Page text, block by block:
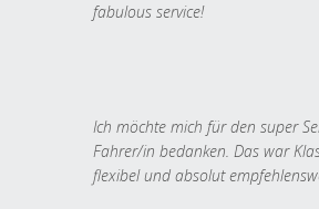
fabulous service!
Ich möchte mich für den super
Fahrer/in bedanken. Das war
flexibel und absolut